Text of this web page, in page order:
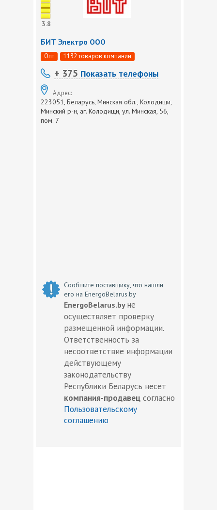
3.8
БИТ Электро ООО
Опт 1132 товаров компании
+ 375 Показать телефоны
Адрес:
223051, Беларусь, Минская обл., Колодищи,
Минский р-н, аг. Колодищи, ул. Минская, 56,
пом. 7
Сообщите поставщику, что нашли
его на EnergoBelarus.by
EnergoBelarus.by не
осуществляет проверку
размещенной информации.
Ответственность за
несоответствие информации
действующему
законодательству
Республики Беларусь несет
компания-продавец согласно
Пользовательскому
соглашению